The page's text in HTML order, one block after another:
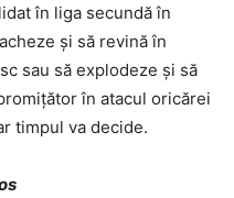
în liga secundă în
și să revină în
sau să explodeze și să
în atacul oricărei
timpul va decide.